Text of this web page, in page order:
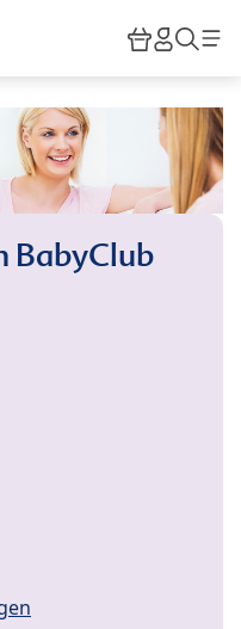
HiPP
BabyClub